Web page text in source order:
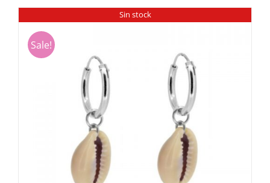
Sin stock
Sale!